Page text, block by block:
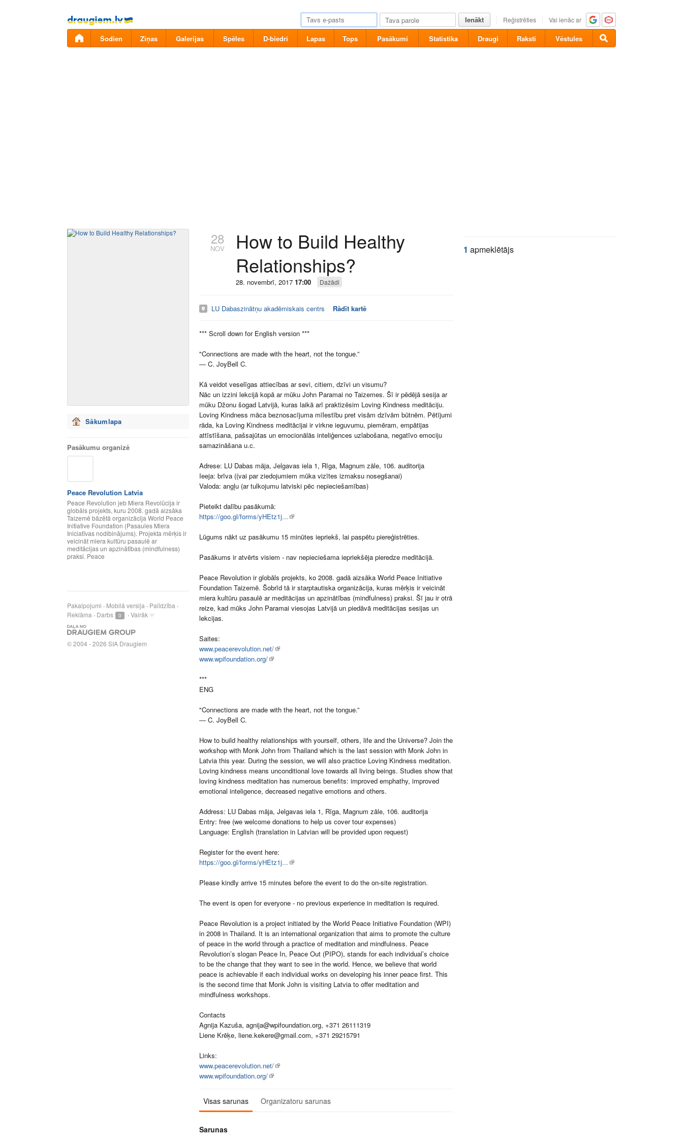
Pāriet
uz
saturu
Ienākt Reģistrēties Vai ienāc ar
Šodien Ziņas Galerijas Spēles D-biedri Lapas Tops Pasākumi Statistika Draugi Raksti Vēstules
Sākumlapa
Pasākumu organizē
Peace Revolution Latvia
Peace Revolution jeb Miera Revolūcija ir
globāls projekts, kuru 2008. gadā aizsāka
Taizemē bāzētā organizācija World Peace
Initiative Foundation (Pasaules Miera
Iniciatīvas nodibinājums). Projekta mērķis ir
veicināt miera kultūru pasaulē ar
meditācijas un apzinātības (mindfulness)
praksi. Peace
Pakalpojumi Mobilā versija
Palīdzība
Reklāma
Darbs 0 Vairāk
©2004 - 2026 SIA Draugiem
28
NOV
How to Build Healthy
Relationships?
28. novembrī, 2017 17:00 Dažādi
LU Dabaszinātņu akadēmiskais centrs Rādīt kartē
*** Scroll down for English version ***
"Connections are made with the heart, not the tongue.”
― C. JoyBell C.
Kā veidot veselīgas attiecības ar sevi, citiem, dzīvi un visumu?
Nāc un izzini lekcijā kopā ar mūku John Paramai no Taizemes. Šī ir pēdējā sesija ar
mūku Džonu šogad Latvijā, kuras laikā arī praktizēsim Loving Kindness meditāciju.
Loving Kindness māca beznosacījuma mīlestību pret visām dzīvām būtnēm. Pētījumi
rāda, ka Loving Kindness meditācijai ir virkne ieguvumu, piemēram, empātijas
attīstīšana, pašsajūtas un emocionālās inteliģences uzlabošana, negatīvo emociju
samazināšana u.c.
Adrese: LU Dabas māja, Jelgavas iela 1, Rīga, Magnum zāle, 106. auditorija
Ieeja: brīva ((vai par ziedojumiem mūka vizītes izmaksu nosegšanai)
Valoda: angļu (ar tulkojumu latviski pēc nepieciešamības)
Pieteikt dalību pasākumā:
https://goo.gl/forms/yHEtz1j...
Lūgums nākt uz pasākumu 15 minūtes iepriekš, lai paspētu piereģistrēties.
Pasākums ir atvērts visiem - nav nepieciešama iepriekšēja pieredze meditācijā.
Peace Revolution ir globāls projekts, ko 2008. gadā aizsāka World Peace Initiative
Foundation Taizemē. Šobrīd tā ir starptautiska organizācija, kuras mērķis ir veicināt
miera kultūru pasaulē ar meditācijas un apzinātības (mindfulness) praksi. Šī jau ir otrā
reize, kad mūks John Paramai viesojas Latvijā un piedāvā meditācijas sesijas un
lekcijas.
Saites:
www.peacerevolution.net/
www.wpifoundation.org/
***
ENG
"Connections are made with the heart, not the tongue.”
― C. JoyBell C.
How to build healthy relationships with yourself, others, life and the Universe? Join the
workshop with Monk John from Thailand which is the last session with Monk John in
Latvia this year. During the session, we will also practice Loving Kindness meditation.
Loving kindness means unconditional love towards all living beings. Studies show that
loving kindness meditation has numerous benefits: improved emphathy, improved
emotional inteligence, decreased negative emotions and others.
Address: LU Dabas māja, Jelgavas iela 1, Rīga, Magnum zāle, 106. auditorija
Entry: free (we welcome donations to help us cover tour expenses)
Language: English (translation in Latvian will be provided upon request)
Register for the event here:
https://goo.gl/forms/yHEtz1j...
Please kindly arrive 15 minutes before the event to do the on-site registration.
The event is open for everyone - no previous experience in meditation is required.
Peace Revolution is a project initiated by the World Peace Initiative Foundation (WPI)
in 2008 in Thailand. It is an international organization that aims to promote the culture
of peace in the world through a practice of meditation and mindfulness. Peace
Revolution’s slogan Peace In, Peace Out (PIPO), stands for each individual’s choice
to be the change that they want to see in the world. Hence, we believe that world
peace is achievable if each individual works on developing his inner peace first. This
is the second time that Monk John is visiting Latvia to offer meditation and
mindfulness workshops.
Contacts
Agnija Kazuša, agnija@wpifoundation.org, +371 26111319
Liene Krēķe, liene.kekere@gmail.com, +371 29215791
Links:
www.peacerevolution.net/
www.wpifoundation.org/
Visas sarunas Organizatoru sarunas
Sarunas
1 apmeklētājs